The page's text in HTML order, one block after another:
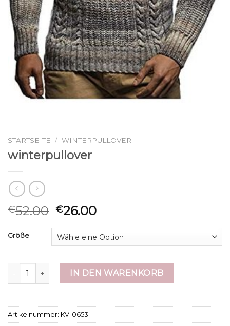
STARTSEITE / WINTERPULLOVER
winterpullover
€52.00 €26.00
Größe
winterpullover MengeIN DEN WARENKORB
Artikelnummer: KV-0653